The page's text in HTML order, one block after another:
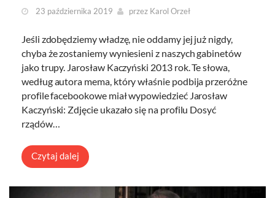
23 października 2019 przez Karol Orzeł
Jeśli zdobędziemy władzę, nie oddamy jej już nigdy,
chyba że zostaniemy wyniesieni z naszych gabinetów
jako trupy. Jarosław Kaczyński 2013 rok. Te słowa,
według autora mema, który właśnie podbija przeróżne
profile facebookowe miał wypowiedzieć Jarosław
Kaczyński: Zdjęcie ukazało się na profilu Dosyć
rządów…
Czytaj dalej